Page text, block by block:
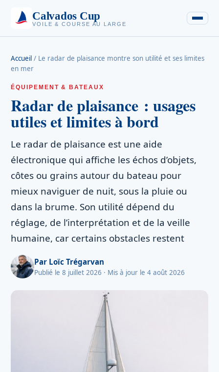
Calvados Cup
VOILE & COURSE AU LARGE
Accueil / Le radar de plaisance montre son utilité et ses limites
en mer
ÉQUIPEMENT & BATEAUX
Radar de plaisance : usages
utiles et limites à bord
Le radar de plaisance est une aide
électronique qui affiche les échos d’objets,
côtes ou grains autour du bateau pour
mieux naviguer de nuit, sous la pluie ou
dans la brume. Son utilité dépend du
réglage, de l’interprétation et de la veille
humaine, car certains obstacles restent
Par Loïc Trégarvan
Publié le 8 juillet 2026 · Mis à jour le 4 août 2026